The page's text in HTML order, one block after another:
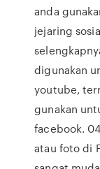
anda
jejaring
digunakan
youtube,
gunakan
facebook.
atau foto di